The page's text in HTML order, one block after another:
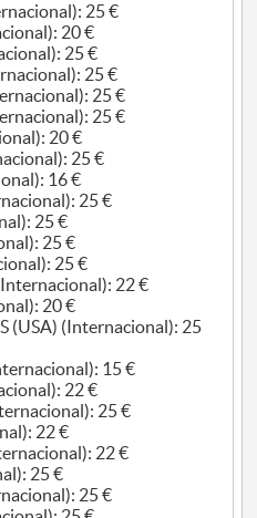
25 €
20 €
25 €
25 €
25 €
25 €
20 €
25 €
16 €
25 €
25 €
25 €
25 €
22 €
20 €
(USA) (Internacional): 25
15 €
22 €
25 €
22 €
22 €
25 €
25 €